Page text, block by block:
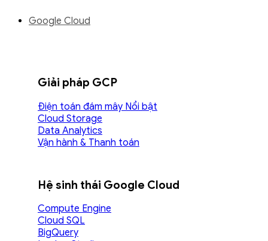
Google Cloud
Giải pháp GCP
Điện toán đám mây
Cloud Storage
Data Analytics
Vận hành & Thanh toán
Hệ sinh thái Google Cloud
Compute Engine
Cloud SQL
BigQuery